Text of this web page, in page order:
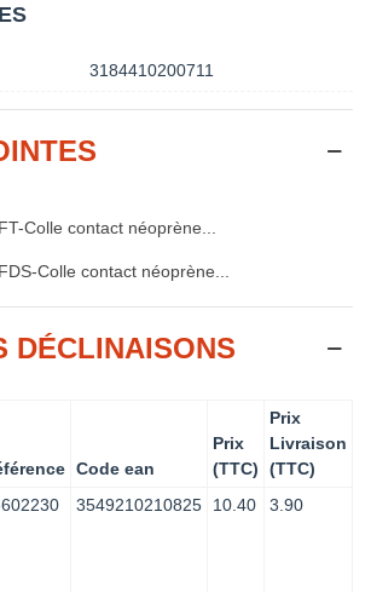
3184410200711
Colle contact néoprène...
Colle contact néoprène...
DÉCLINAISONS
Code ean
Prix
(TTC)
Prix
Livraison
(TTC)
3549210210825 10.40 3.90